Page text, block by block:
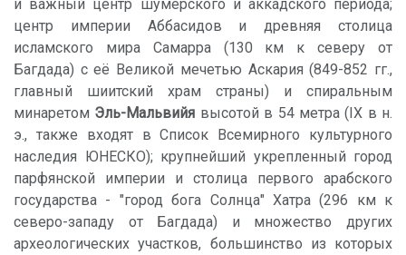
и важный центр шумерского и аккадского периода;
центр империи Аббасидов и древняя столица
исламского мира Самарра (130 км к северу от
Багдада) с её Великой мечетью Аскария (849-852 гг.,
главный шиитский храм страны) и спиральным
минаретом Эль-Мальвийя высотой в 54 метра (IX в н.
э., также входят в Список Всемирного культурного
наследия ЮНЕСКО); крупнейший укрепленный город
парфянской империи и столица первого арабского
государства - "город бога Солнца" Хатра (296 км к
северо-западу от Багдада) и множество других
археологических участков, большинство из которых